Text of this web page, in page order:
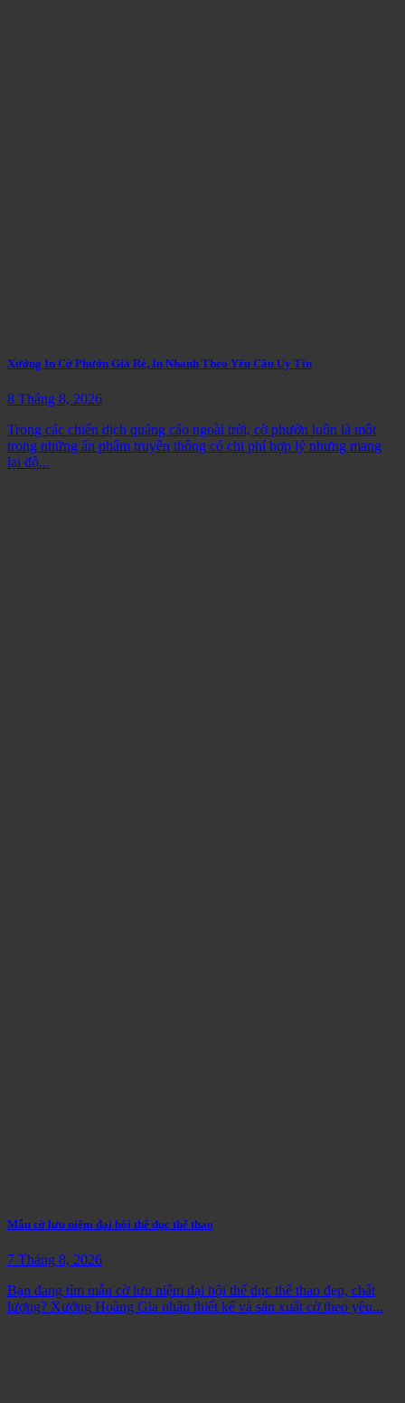
Xưởng In Cờ Phướn Giá Rẻ, In Nhanh Theo Yêu Cầu Uy Tín
8 Tháng 8, 2026
Trong các chiến dịch quảng cáo ngoài trời, cờ phướn luôn là một
trong những ấn phẩm truyền thông có chi phí hợp lý nhưng mang
lại độ...
Mẫu cờ lưu niệm đại hội thể dục thể thao
7 Tháng 8, 2026
Bạn đang tìm mẫu cờ lưu niệm đại hội thể dục thể thao đẹp, chất
lượng? Xưởng Hoàng Gia nhận thiết kế và sản xuất cờ theo yêu...